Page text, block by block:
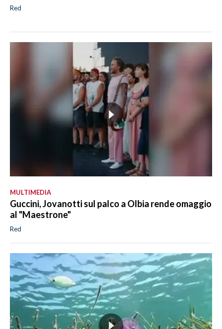
Red
MULTIMEDIA
Guccini, Jovanotti sul palco a Olbia rende omaggio
al "Maestrone"
Red